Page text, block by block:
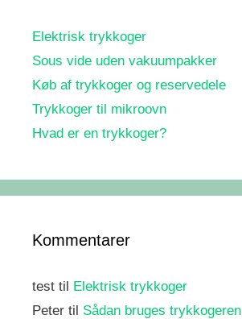
Elektrisk trykkoger
Sous vide uden vakuumpakker
Køb af trykkoger og reservedele
Trykkoger til mikroovn
Hvad er en trykkoger?
Kommentarer
test til Elektrisk trykkoger
Peter til Sådan bruges trykkogeren